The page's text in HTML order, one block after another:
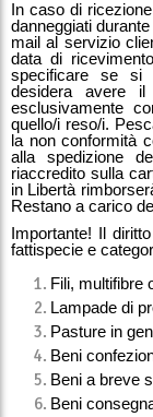
In caso di
danneggiati
mail al servizio
data di
specificare se si
desidera avere il
esclusivamente
quello/i reso/i.
la non conformità
alla spedizione
riaccredito sulla
in Libertà
Restano a carico
Importante! Il
fattispecie e
Fili, multifibre
Lampade di
Pasture in
Beni
Beni a breve
Beni